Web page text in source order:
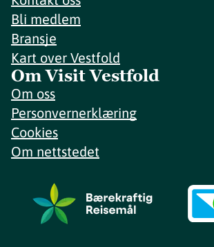
Bli medlem
Bransje
Kart over Vestfold
Om Visit Vestfold
Om oss
Personvernerklæring
Cookies
Om nettstedet